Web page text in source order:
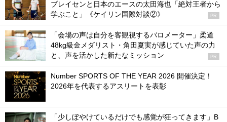
ブレイセンと日本のエースの太田海也「絶対王者から
学ぶこと」《ケイリン国際対談②》
PR
「会場の声は自分を客観視するバロメーター」柔道
48kg級金メダリスト・角田夏実が感じていた声の力
と、声を活かした新たなミッション
PR
Number SPORTS OF THE YEAR 2026 開催決定！
2026年を代表するアスリートを表彰
「少しぼやけているだけでも感覚が狂ってきます」B